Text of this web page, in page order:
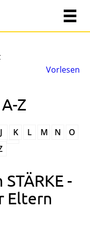
Vorlesen
Z
J K L M N
O
-
Eltern